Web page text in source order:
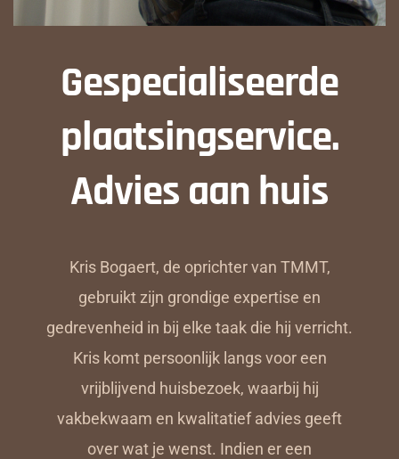
Gespecialiseerde
plaatsingservice.
Advies aan huis
Kris Bogaert, de oprichter van TMMT,
gebruikt zijn grondige expertise en
gedrevenheid in bij elke taak die hij verricht.
Kris komt persoonlijk langs voor een
vrijblijvend huisbezoek, waarbij hij
vakbekwaam en kwalitatief advies geeft
over wat je wenst. Indien er een